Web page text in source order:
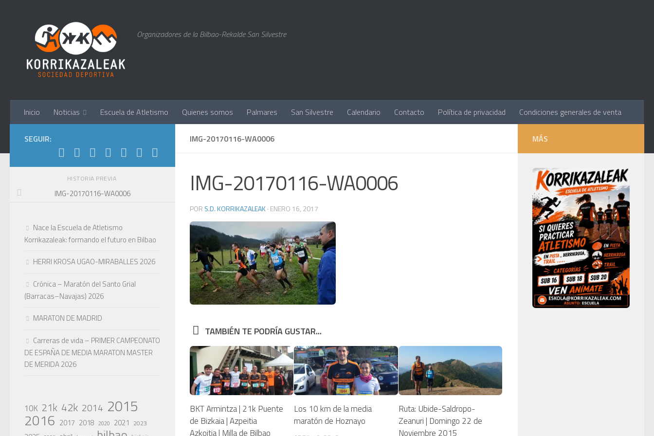
Organizadores de la Bilbao-Rekalde San Silvestre
Inicio Noticias Escuela de Atletismo Quienes somos Palmares San Silvestre Calendario Contacto Política de privacidad Condiciones generales de venta
IMG-20170116-WA0006
IMG-20170116-WA0006
POR S.D. KORRIKAZALEAK· ENERO 16, 2017
TAMBIÉN TE PODRÍA GUSTAR...
BKT Armintza | 21k Puente
de Bizkaia | Azpeitia
Azkoitia | Milla de Bilbao
Los 10 km de la media
maratón de Hoznayo
Ruta: Ubide-Saldropo-
Zeanuri | Domingo 22 de
Noviembre 2015
SEGUIR:
HISTORIA PREVIA
IMG-20170116-WA0006
Nace la Escuela de Atletismo
Korrikazaleak: formando el futuro en Bilbao
HERRI KROSA UGAO-MIRABALLES 2026
Crónica – Maratón del Santo Grial
(Barracas–Navajas) 2026
MARATON DE MADRID
Carreras de vida – PRIMER CAMPEONATO
DE ESPAÑA DE MEDIA MARATON MASTER
DE MERIDA 2026
10K 21k 42k 2014 2015
2016 2017 2018 2020 2021 2023
MÁS